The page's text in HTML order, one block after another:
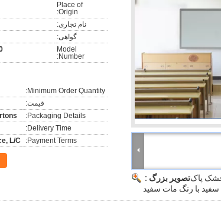
تصویر بزرگ :خشک پاک
سفید با رنگ مات سفید
Place of
Origin:
نام تجاری:
گواهی:
Model
Number:
Minimum Order Quantity:
قیمت:
Packaging Details:
Delivery Time:
Payment Terms:
L/C